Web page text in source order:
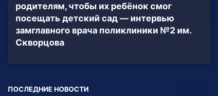
родителям, чтобы их ребёнок смог
посещать детский сад — интервью
замглавного врача поликлиники №2 им.
Скворцова
ПОСЛЕДНИЕ НОВОСТИ